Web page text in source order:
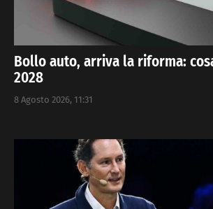
Bollo auto, arriva la riforma:
2028
8 Agosto 2026, 11:31